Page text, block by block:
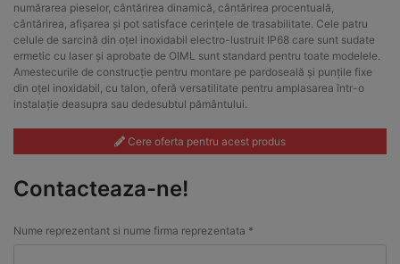
numărarea pieselor, cântărirea dinamică, cântărirea procentuală,
cântărirea, afișarea și pot satisface cerințele de trasabilitate. Cele patru
celule de sarcină din oțel inoxidabil electro-lustruit IP68 care sunt sudate
ermetic cu laser și aprobate de OIML sunt standard pentru toate modelele.
Amestecurile de construcție pentru montare pe pardoseală și punțile fixe
din oțel inoxidabil, cu talon, oferă versatilitate pentru amplasarea într-o
instalație deasupra sau dedesubtul pământului.
Cere oferta pentru acest produs
Contacteaza-ne!
Nume reprezentant si nume firma reprezentata *